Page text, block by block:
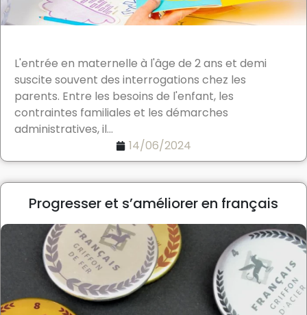
L'entrée en maternelle à l'âge de 2 ans et demi
suscite souvent des interrogations chez les
parents. Entre les besoins de l'enfant, les
contraintes familiales et les démarches
administratives, il...
14/06/2024
Progresser et s’améliorer en français